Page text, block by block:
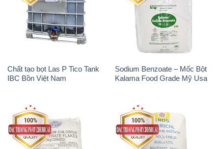
Chất tạo bọt Las P Tico Tank
IBC Bồn Việt Nam
Sodium Benzoate – Mốc Bột
Kalama Food Grade Mỹ Usa